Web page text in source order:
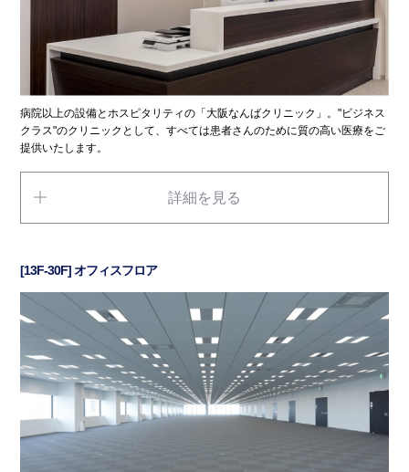
病院以上の設備とホスピタリティの「大阪なんばクリニック」。"ビジネス
クラス"のクリニックとして、すべては患者さんのために質の高い医療をご
提供いたします。
詳細を見る
[13F-30F] オフィスフロア